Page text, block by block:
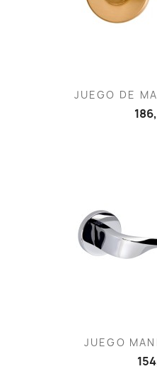
JUEGO DE
JUEGO